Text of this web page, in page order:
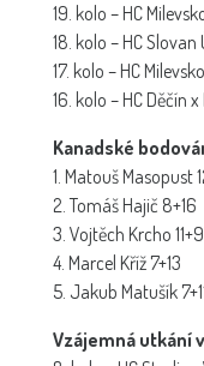
19. kolo – HC
18. kolo – HC
17. kolo – HC
16. kolo – HC Děčín
Kanadské
1. Matouš Masopust
2. Tomáš Hajič 8+16
3. Vojtěch Krcho 11+9
4. Marcel Kříž 7+13
5. Jakub Matušík
Vzájemná utkání